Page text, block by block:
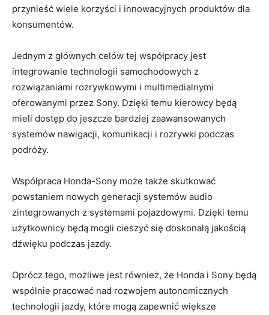
przynieść⁣ wiele korzyści i innowacyjnych produktów dla
konsumentów.
Jednym z ⁢głównych⁣ celów tej współpracy jest
integrowanie ‍technologii ‍samochodowych z
rozwiązaniami rozrywkowymi i multimedialnymi
oferowanymi przez Sony. Dzięki ​temu kierowcy będą
mieli dostęp do jeszcze bardziej zaawansowanych
systemów nawigacji, komunikacji i rozrywki⁣ podczas
podróży.
Współpraca ‌Honda-Sony może także skutkować
powstaniem nowych ⁢generacji systemów ​audio
⁣zintegrowanych z systemami⁤ pojazdowymi. Dzięki temu
użytkownicy będą‌ mogli cieszyć się ⁢doskonałą jakością
dźwięku⁣ podczas jazdy.
Oprócz ⁣tego, możliwe jest również, że ‍Honda ⁤i Sony będą
wspólnie pracować ‍nad rozwojem autonomicznych
technologii ​jazdy, które mogą⁣ zapewnić większe